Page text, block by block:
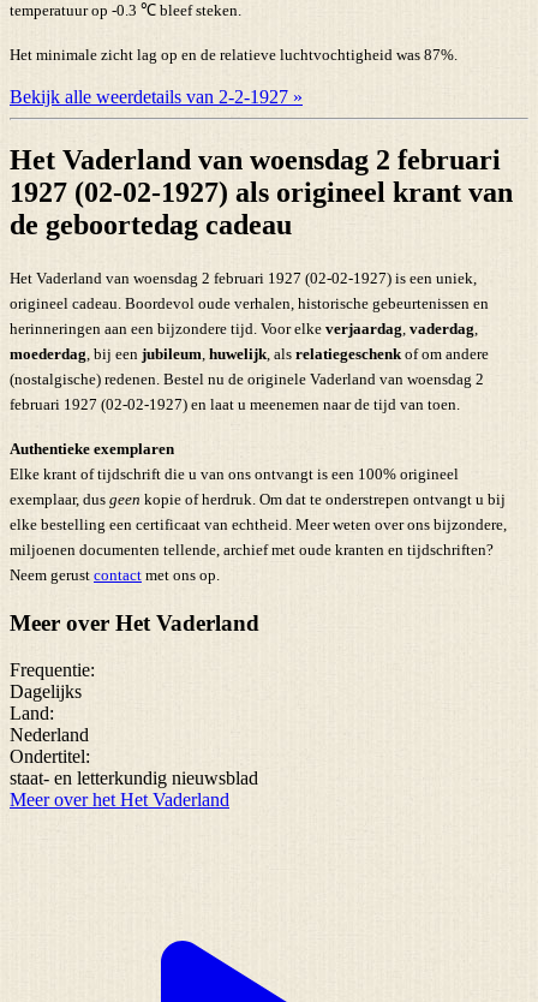
temperatuur op -0.3 ℃ bleef steken.
Het minimale zicht lag op en de relatieve luchtvochtigheid was 87%.
Bekijk alle weerdetails van 2-2-1927 »
Het Vaderland van woensdag 2 februari
1927 (02-02-1927) als origineel krant van
de geboortedag cadeau
Het Vaderland van woensdag 2 februari 1927 (02-02-1927) is een uniek,
origineel cadeau. Boordevol oude verhalen, historische gebeurtenissen en
herinneringen aan een bijzondere tijd. Voor elke verjaardag, vaderdag,
moederdag, bij een jubileum, huwelijk, als relatiegeschenkof om andere
(nostalgische) redenen. Bestel nu de originele Vaderland van woensdag 2
februari 1927 (02-02-1927) en laat u meenemen naar de tijd van toen.
Authentieke exemplaren
Elke krant of tijdschrift die u van ons ontvangt is een 100% origineel
exemplaar, dus geen kopie of herdruk. Om dat te onderstrepen ontvangt u bij
elke bestelling een certificaat van echtheid. Meer weten over ons bijzondere,
miljoenen documenten tellende, archief met oude kranten en tijdschriften?
Neem gerust contact met ons op.
Meer over Het Vaderland
Frequentie:
Dagelijks
Land:
Nederland
Ondertitel:
staat- en letterkundig nieuwsblad
Meer over het Het Vaderland